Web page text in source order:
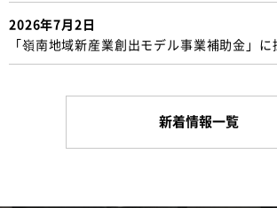
2026年7月2日
「嶺南地域新産業創出モデル事業補助金」
新着情報一覧